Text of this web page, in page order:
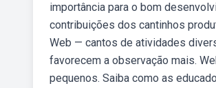
importância para o bom
contribuições dos cantinhos
Web — cantos de atividades
favorecem a observação mais.
pequenos. Saiba como as